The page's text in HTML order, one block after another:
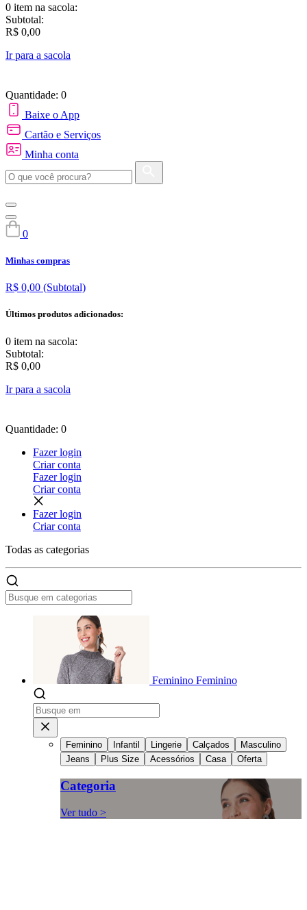
0 item na sacola:
Subtotal:
R$ 0,00
Ir para a sacola
Quantidade: 0
Baixe o App
Cartão e Serviços
Minha conta
0
Minhas compras
R$ 0,00 (Subtotal)
Últimos produtos adicionados:
0 item na sacola:
Subtotal:
R$ 0,00
Ir para a sacola
Quantidade: 0
Fazer login
Criar conta
Fazer login
Criar conta
Fazer login
Criar conta
Todas as categorias
Feminino Feminino
Feminino Infantil Lingerie Calçados
Masculino
Jeans
Plus Size Acessórios Casa Oferta
Categoria
Ver tudo >